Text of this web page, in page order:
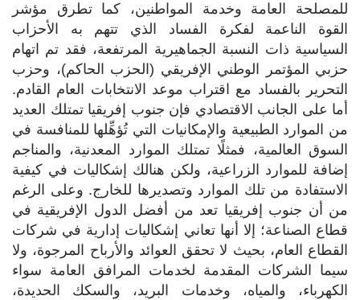
للمصلحة العامة وخدمة المواطنين، كما تطرق مؤشر
القوة الناعمة لفكرة الفساد الذي تتهم به الأحزاب
السياسية ذات النسبة الجماهيرية المرتفعة، فقد تم اتهام
حزبي المؤتمر الوطني الإفريقي (الحزب الحاكم)، وحزب
التحرير بالفساد مع اقتراب موعد الانتخابات العام القادم.
أما على الجانب الاقتصادي فإن جنوب إفريقيا تمتلك العديد
من الموارد الطبيعية والإمكانيات التي تُؤهِّلها للمنافسة في
السوق العالمية، فمثلًا تمتلك الموارد المعدنية، والمناجم
إضافة للموارد الزراعية، ولكن هنالك إشكاليات في كيفية
الاستفادة من تلك الموارد وتصديرها للخارج. وعلى الرغم
من أن جنوب إفريقيا تعد من أفضل الدول الإفريقية في
قطاع الصناعة؛ إلا أنها تعاني إشكاليات إدارية في شركات
القطاع العام، بحيث لا تحقق العوائد والأرباح المرجوة، ولا
سيما الشركات المقدمة لخدمات المرافق العامة سواء
الكهرباء، والمياه، وخدمات البريد، والسكك الحديدة،